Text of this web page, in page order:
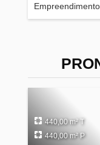
440,00 m² T
440,00 m² P